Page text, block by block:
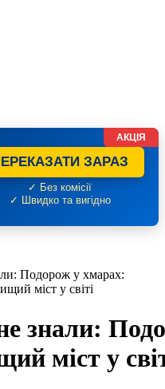
ЗАРАЗ
✓ Без комісії
✓ Швидко та вигідно
АКЦІЯ
Подорож у хмарах:
міст у світі
знали:
міст у